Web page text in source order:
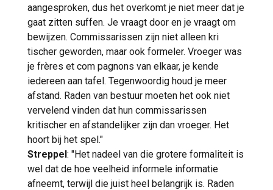
aangesproken, dus het overkomt je niet meer dat je
gaat zitten suffen. Je vraagt door en je vraagt om
bewijzen. Commissarissen zijn niet alleen kri
tischer geworden, maar ook formeler. Vroeger was
je frères et com pagnons van elkaar, je kende
iedereen aan tafel. Tegenwoordig houd je meer
afstand. Raden van bestuur moeten het ook niet
vervelend vinden dat hun commissarissen
kritischer en afstandelijker zijn dan vroeger. Het
hoort bij het spel."
Streppel: "Het nadeel van die grotere formaliteit is
wel dat de hoe veelheid informele informatie
afneemt, terwijl die juist heel belangrijk is. Raden